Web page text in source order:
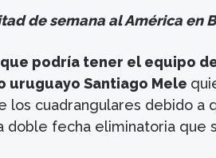
de semana al América en
podría tener el equipo
uruguayo Santiago Mele
los cuadrangulares debido a
doble fecha eliminatoria que